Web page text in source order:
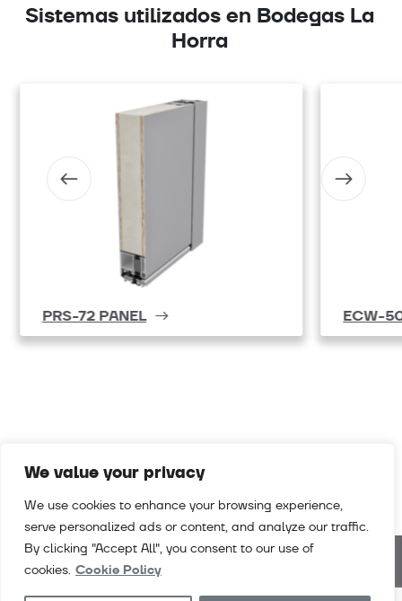
We value your privacy
We use cookies to enhance your browsing experience,
serve personalized ads or content, and analyze our traffic.
By clicking "Accept All", you consent to our use of
cookies. Cookie Policy
Sistemas utilizados en Bodegas La
Horra
PRS-72 PANEL ECW-